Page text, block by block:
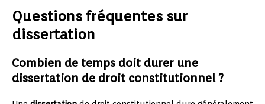
Questions fréquentes sur
dissertation
Combien de temps doit durer une
dissertation de droit constitutionnel ?